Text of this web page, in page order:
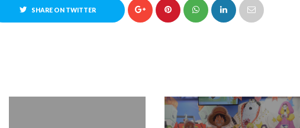
SHARE ON TWITTER